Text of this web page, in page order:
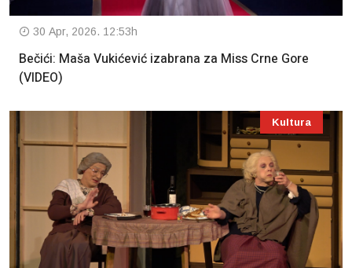
30 Apr, 2026. 12:53h
Bečići: Maša Vukićević izabrana za Miss Crne Gore
(VIDEO)
Kultura